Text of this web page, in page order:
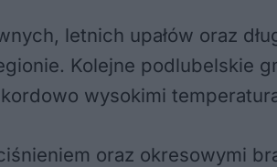
letnich upałów oraz
Kolejne podlubelskie
wysokimi
oraz okresowymi